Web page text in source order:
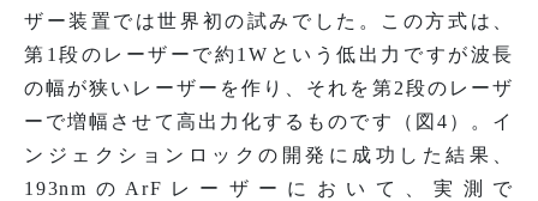
ザー装置では世界初の試みでした。この方式は、
第1段のレーザーで約1Wという低出力ですが波長
の幅が狭いレーザーを作り、それを第2段のレーザ
ーで増幅させて高出力化するものです（図4）。イ
ンジェクションロックの開発に成功した結果、
193nmのArFレーザーにおいて、実測で